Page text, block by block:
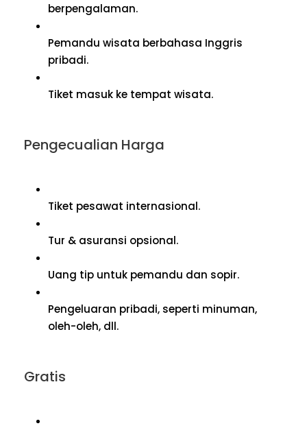
berpengalaman.
Pemandu wisata berbahasa Inggris
pribadi.
Tiket masuk ke tempat wisata.
Pengecualian Harga
Tiket pesawat internasional.
Tur & asuransi opsional.
Uang tip untuk pemandu dan sopir.
Pengeluaran pribadi, seperti minuman,
oleh-oleh, dll.
Gratis